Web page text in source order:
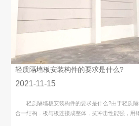
轻质隔墙板安装构件的要求是什么?
2021-11-15
轻质隔墙板安装构件的要求是什么?由于轻质隔
合一结构，板与板连接成整体，抗冲击性能强，